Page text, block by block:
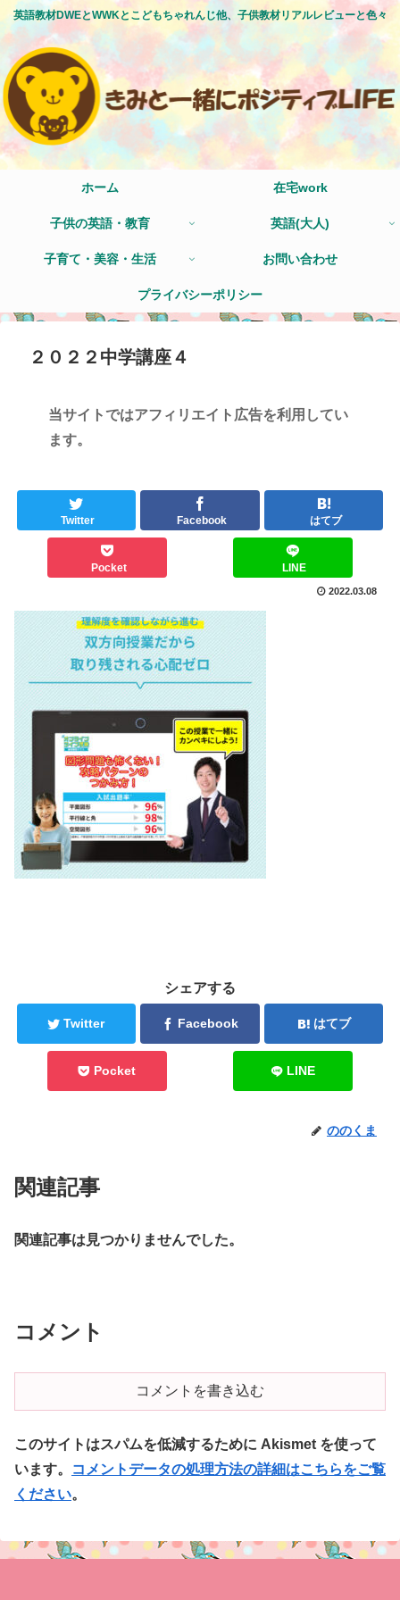
英語教材DWEとWWKとこどもちゃれんじ他、子供教材リアルレビューと色々
ホーム 在宅work
子供の英語・教育 英語(大人)
子育て・美容・生活 お問い合わせ
プライバシーポリシー
２０２２中学講座４
当サイトではアフィリエイト広告を利用してい
ます。
Twitter Facebook はてブ
Pocket LINE
2022.03.08
シェアする
Twitter Facebook はてブ
Pocket LINE
ののくま
関連記事
関連記事は見つかりませんでした。
コメント
コメントを書き込む
このサイトはスパムを低減するために Akismet を使って
います。
コメントデータの処理方法の詳細はこちらをご覧
ください。